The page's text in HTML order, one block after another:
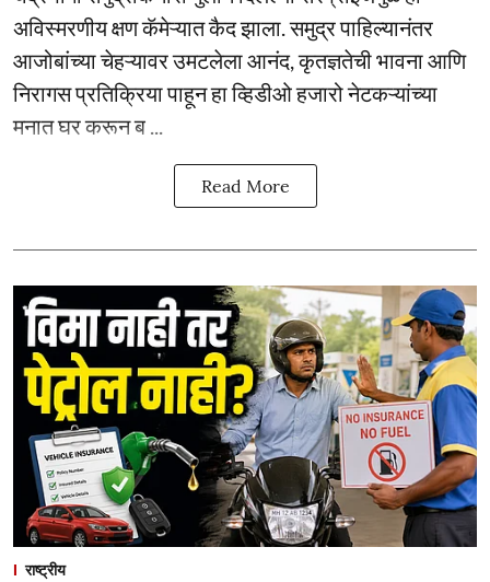
अविस्मरणीय क्षण कॅमेऱ्यात कैद झाला. समुद्र पाहिल्यानंतर
आजोबांच्या चेहऱ्यावर उमटलेला आनंद, कृतज्ञतेची भावना आणि
निरागस प्रतिक्रिया पाहून हा व्हिडीओ हजारो नेटकऱ्यांच्या
मनात घर करून ब ...
Read More
राष्ट्रीय